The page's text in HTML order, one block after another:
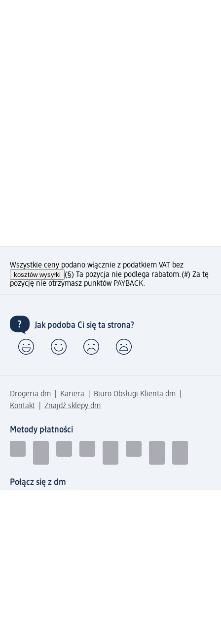
Wszystkie ceny podano włącznie z podatkiem VAT bez
kosztów wysyłki (§) Ta pozycja nie podlega rabatom.(#) Za tę
pozycję nie otrzymasz punktów PAYBACK.
Jak podoba Ci się ta strona?
Drogeria dm Kariera
Biuro Obsługi Klienta dm
Kontakt
Znajdź sklepy dm
Metody płatności
Połącz się z dm